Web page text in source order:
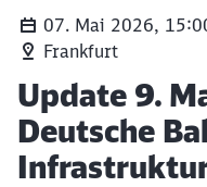
07. Mai 2026,
Frankfurt
Artikel:
Update 9.
Deutsche